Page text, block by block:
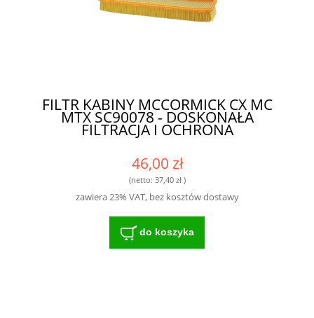
FILTR KABINY MCCORMICK CX MC
MTX SC90078 - DOSKONAŁA
FILTRACJA I OCHRONA
46,00 zł
(netto: 37,40 zł)
zawiera 23% VAT, bez kosztów dostawy
do koszyka